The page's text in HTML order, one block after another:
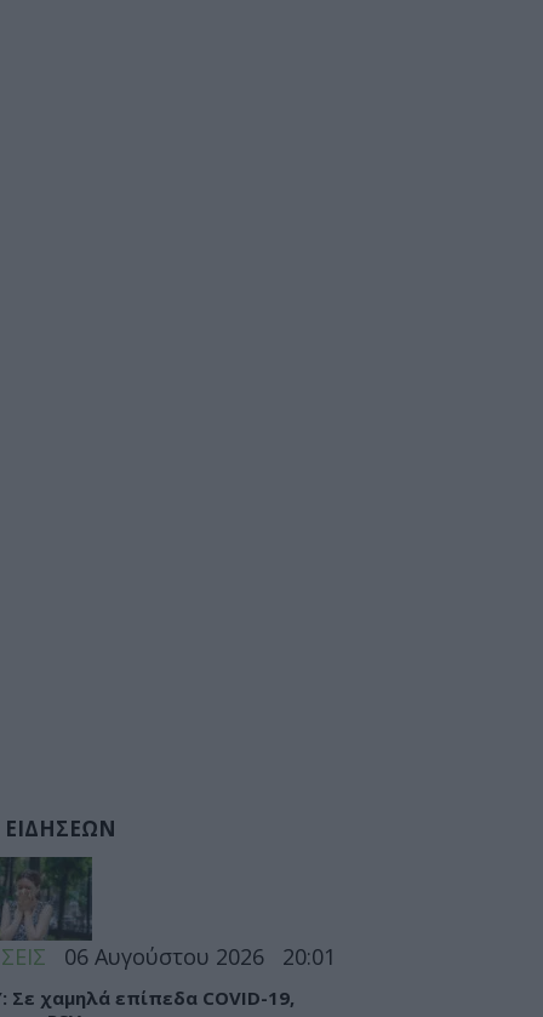
06 Αυγούστου 2026 20:01
Σε χαμηλά επίπεδα COVID-19,